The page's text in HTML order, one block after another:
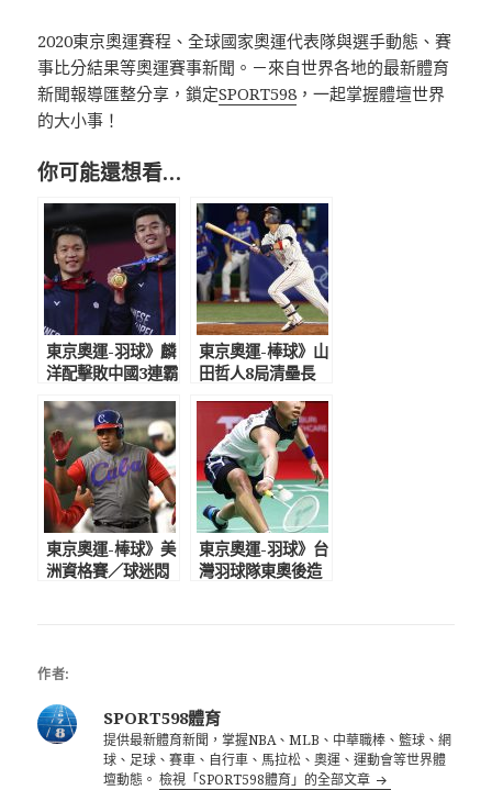
2020東京奧運賽程、全球國家奧運代表隊與選手動態、賽
事比分結果等奧運賽事新聞。－來自世界各地的最新體育
新聞報導匯整分享，鎖定SPORT598 ，一起掌握體壇世界
的大小事！
你可能還想看…
東京奧運-羽球》麟
洋配擊敗中國3連霸
運羽球首面金牌
東京奧運-棒球》山
田哲人8局清壘長
韓國闖進金牌戰
東京奧運-棒球》美
洲資格賽／球迷悶
東京奧運-羽球》台
灣羽球隊東奧後造
作者:
SPORT598體育
提供最新體育新聞，掌握NBA、MLB、中華職棒、籃球、網
球、足球、賽車、自行車、馬拉松、奧運、運動會等世界體
壇動態。檢視「SPORT598體育」的全部文章